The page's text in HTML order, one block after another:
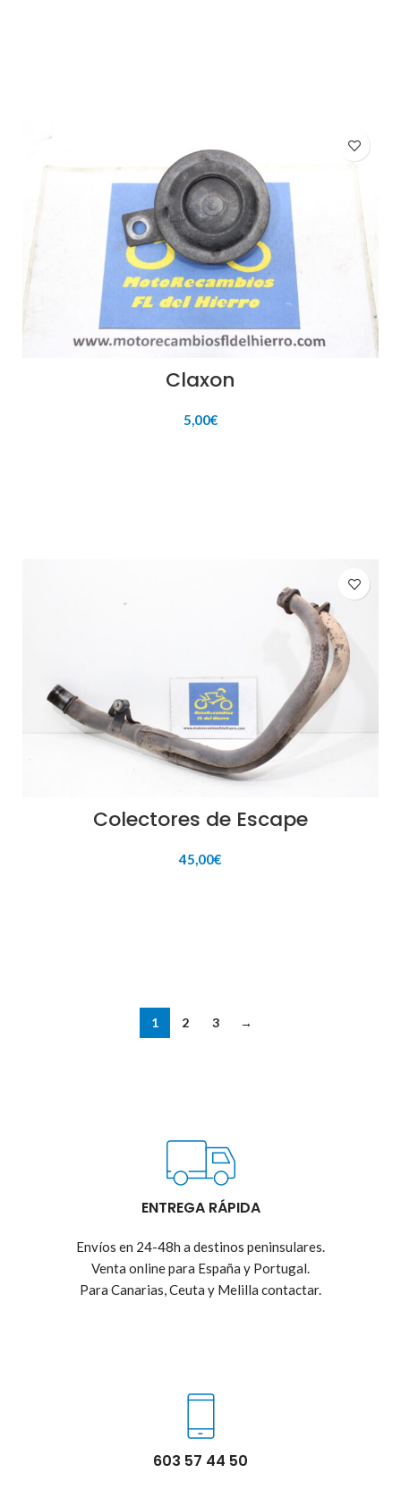
Claxon
5,00€
Colectores de Escape
45,00€
1 2 3 →
ENTREGA RÁPIDA
Envíos en 24-48h a destinos peninsulares.
Venta online para España y Portugal.
Para Canarias, Ceuta y Melilla contactar.
603 57 44 50